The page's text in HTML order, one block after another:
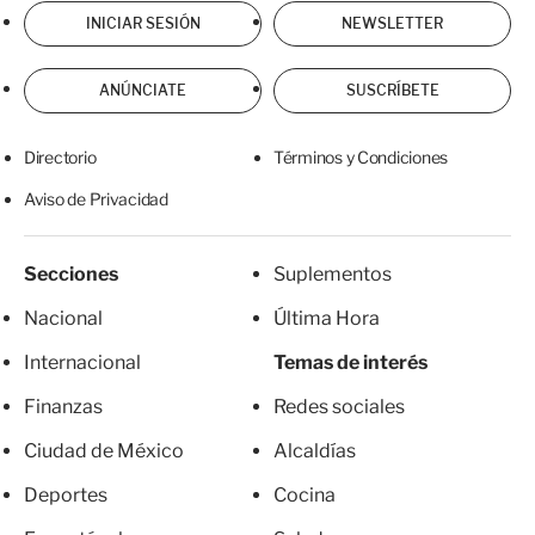
INICIAR SESIÓN NEWSLETTER
ANÚNCIATE SUSCRÍBETE
Directorio Términos y Condiciones
Aviso de Privacidad
Secciones
Nacional
Internacional
Finanzas
Ciudad de México
Deportes
Suplementos
Última Hora
Temas de interés
Redes sociales
Alcaldías
Cocina